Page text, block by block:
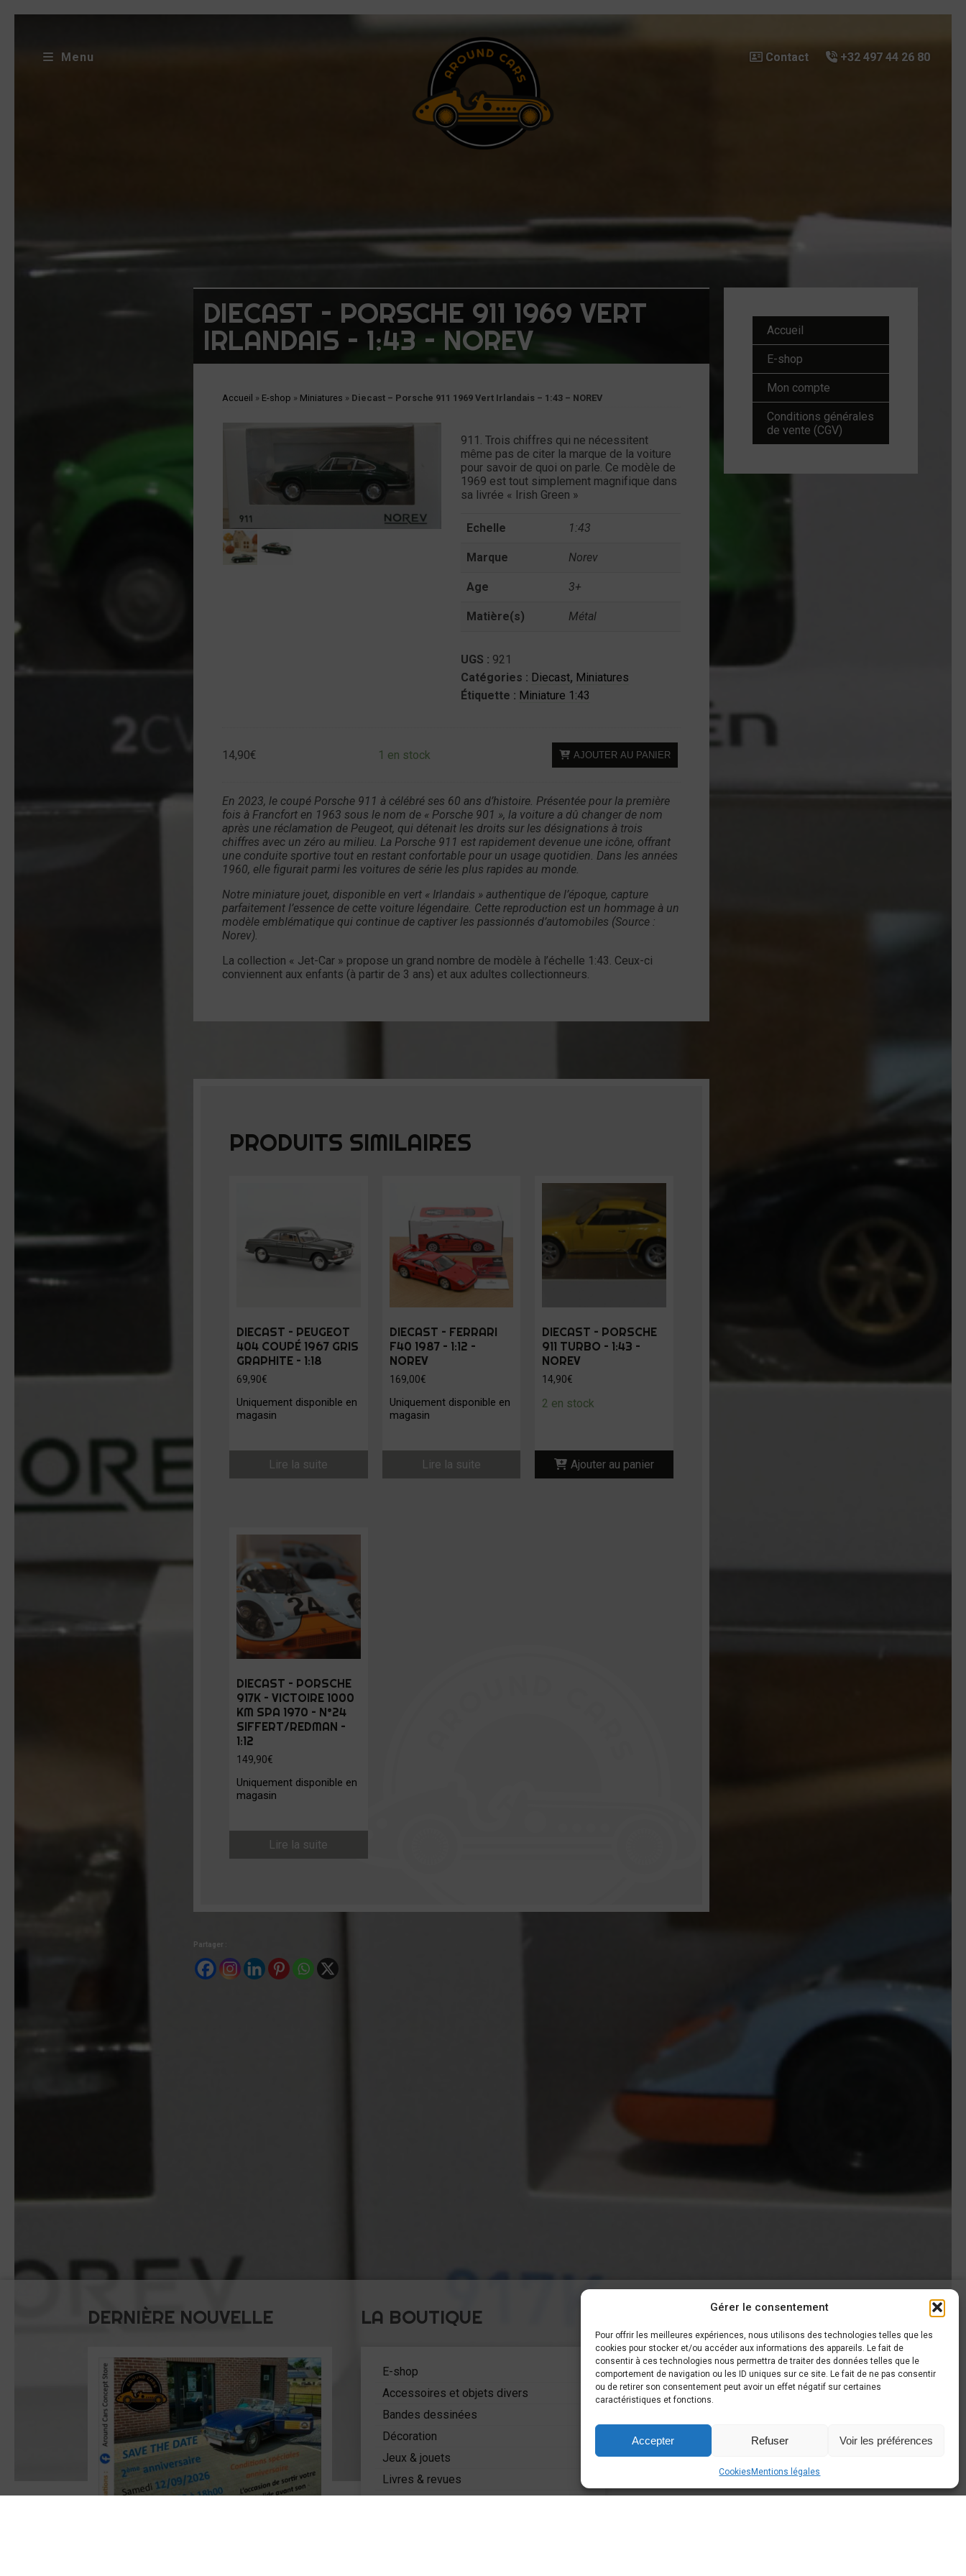
Gérer le consentement
Pour offrir les meilleures expériences, nous utilisons des technologies telles que les
cookies pour stocker et/ou accéder aux informations des appareils. Le fait de
consentir à ces technologies nous permettra de traiter des données telles que le
comportement de navigation ou les ID uniques sur ce site. Le fait de ne pas consentir
ou de retirer son consentement peut avoir un effet négatif sur certaines
caractéristiques et fonctions.
Accepter Refuser Voir les préférences
Cookies Mentions légales
Menu Contact +32 497 44 26 80
Contact +32 497 44 26 80
DIECAST – PORSCHE 911 1969 VERT
IRLANDAIS – 1:43 – NOREV
Accueil » E-shop » Miniatures » Diecast – Porsche 911 1969 Vert Irlandais – 1:43 – NOREV
911. Trois chiffres qui ne nécessitent
même pas de citer la marque de la voiture
pour savoir de quoi on parle. Ce modèle de
1969 est tout simplement magnifique dans
sa livrée « Irish Green »
Echelle 1:43
Marque Norev
Age 3+
Matière(s) Métal
UGS : 921
Catégories : Diecast, Miniatures
Étiquette : Miniature 1:43
14,90€ 1 en stock
quantité
de
-
Porsche
911
1969
Vert
-
1:43
AJOUTER AU PANIER
En 2023, le coupé Porsche 911 à célébré ses 60 ans d’histoire. Présentée pour la première
fois à Francfort en 1963 sous le nom de « Porsche 901 », la voiture a dû changer de nom
après une réclamation de Peugeot, qui détenait les droits sur les désignations à trois
chiffres avec un zéro au milieu. La Porsche 911 est rapidement devenue une icône, offrant
une conduite sportive tout en restant confortable pour un usage quotidien. Dans les années
1960, elle figurait parmi les voitures de série les plus rapides au monde.
Notre miniature jouet, disponible en vert « Irlandais » authentique de l’époque, capture
parfaitement l’essence de cette voiture légendaire. Cette reproduction est un hommage à un
modèle emblématique qui continue de captiver les passionnés d’automobiles (Source :
Norev).
La collection « Jet-Car » propose un grand nombre de modèle à l’échelle 1:43. Ceux-ci
conviennent aux enfants (à partir de 3 ans) et aux adultes collectionneurs.
PRODUITS SIMILAIRES
DIECAST – PEUGEOT
404 COUPÉ 1967 GRIS
GRAPHITE – 1:18
69,90€
Uniquement disponible en
magasin
Lire la suite
DIECAST – FERRARI
F40 1987 – 1:12 –
NOREV
169,00€
Uniquement disponible en
magasin
Lire la suite
DIECAST – PORSCHE
911 TURBO – 1:43 –
NOREV
14,90€
2 en stock
Ajouter au panier
DIECAST – PORSCHE
917K – VICTOIRE 1000
KM SPA 1970 – N°24
SIFFERT/REDMAN –
1:12
149,90€
Uniquement disponible en
magasin
Lire la suite
Partager :
Accueil
E-shop
Mon compte
Conditions générales
de vente (CGV)
DERNIÈRE NOUVELLE LA BOUTIQUE
E-shop
Accessoires et objets divers
Bandes dessinées
Décoration
Jeux & jouets
Livres & revues
AROUND CARS
Chaussée de Gembloux, 63
5140 Sombreffe
+32 497 44 26 80